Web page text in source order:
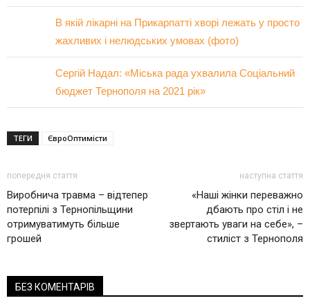
В якій лікарні на Прикарпатті хворі лежать у просто
жахливих і нелюдських умовах (фото)
Сергій Надал: «Міська рада ухвалила Соціальний
бюджет Тернополя на 2021 рік»
ТЕГИ ЄвроОптимісти
попередня стаття
Виробнича травма – відтепер
потерпілі з Тернопільщини
отримуватимуть більше
грошей
наступна стаття
«Наші жінки переважно
дбають про стіл і не
звертають уваги на себе», –
стиліст з Тернополя
БЕЗ КОМЕНТАРІВ